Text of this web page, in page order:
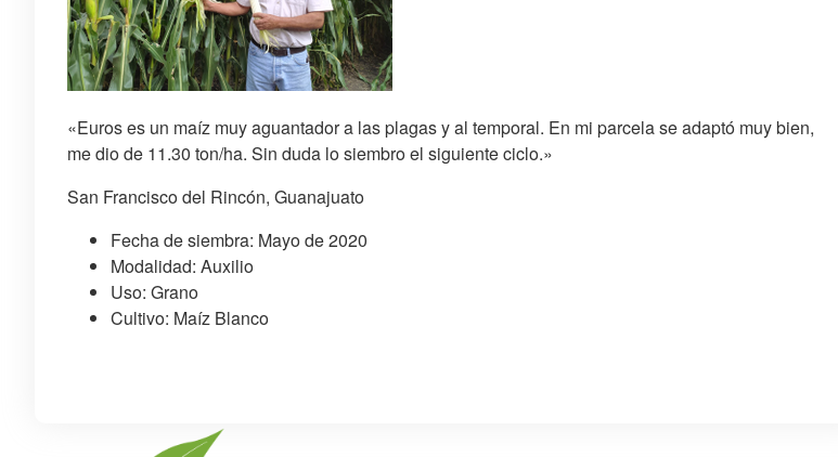
«Euros es un maíz muy aguantador a las plagas y al temporal. En mi parcela se adaptó muy bien,
me dio de 11.30 ton/ha. Sin duda lo siembro el siguiente ciclo.»
San Francisco del Rincón, Guanajuato
Fecha de siembra: Mayo de 2020
Modalidad: Auxilio
Uso: Grano
Cultivo: Maíz Blanco